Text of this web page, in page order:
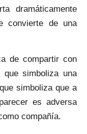
dramáticamente
convierte de una
de compartir con
simboliza una
simboliza que a
es adversa
compañía.